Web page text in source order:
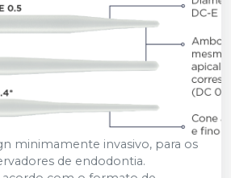
minimamente invasivo, para os
de endodontia.